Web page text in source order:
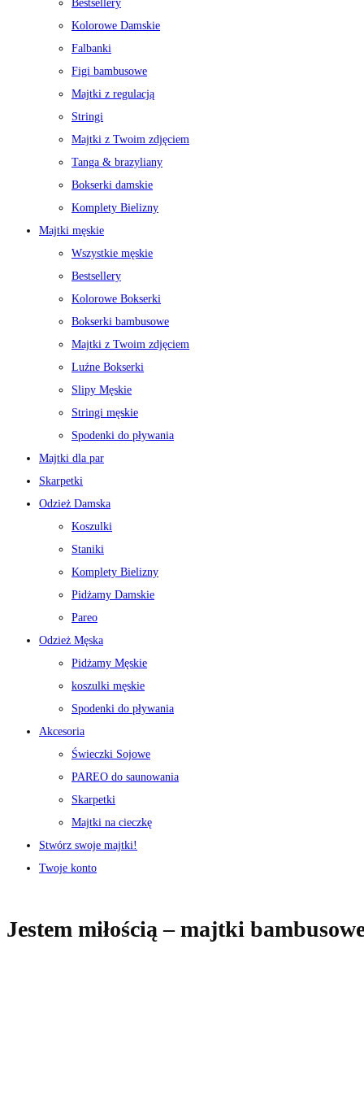
Bestsellery
Kolorowe Damskie
Falbanki
Figi bambusowe
Majtki z regulacją
Stringi
Majtki z Twoim zdjęciem
Tanga & brazyliany
Bokserki damskie
Komplety Bielizny
Majtki męskie
Wszystkie męskie
Bestsellery
Kolorowe Bokserki
Bokserki bambusowe
Majtki z Twoim zdjęciem
Luźne Bokserki
Slipy Męskie
Stringi męskie
Spodenki do pływania
Majtki dla par
Skarpetki
Odzież Damska
Koszulki
Staniki
Komplety Bielizny
Pidżamy Damskie
Pareo
Odzież Męska
Pidżamy Męskie
koszulki męskie
Spodenki do pływania
Akcesoria
Świeczki Sojowe
PAREO do saunowania
Skarpetki
Majtki na cieczkę
Stwórz swoje majtki!
Twoje konto
Jestem miłością – majtki